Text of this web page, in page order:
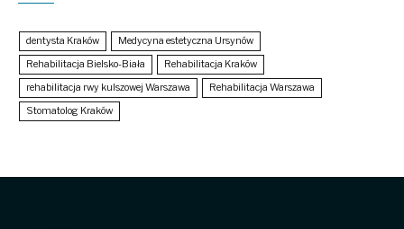
dentysta Kraków
Medycyna estetyczna Ursynów
Rehabilitacja Bielsko-Biała
Rehabilitacja Kraków
rehabilitacja rwy kulszowej Warszawa
Rehabilitacja Warszawa
Stomatolog Kraków